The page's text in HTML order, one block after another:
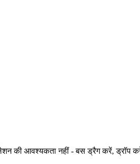
की आवश्यकता नहीं - बस ड्रैग करें, ड्रॉप